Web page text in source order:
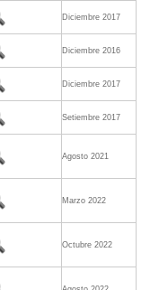
Diciembre 2017
Diciembre 2016
Diciembre 2017
Setiembre 2017
Agosto 2021
Marzo 2022
Octubre 2022